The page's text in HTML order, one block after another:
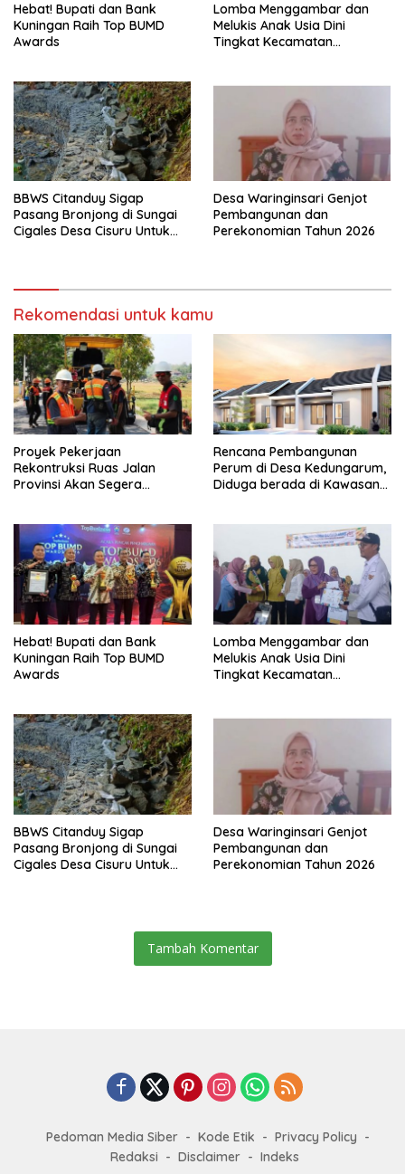
Hebat! Bupati dan Bank
Kuningan Raih Top BUMD
Awards
Lomba Menggambar dan
Melukis Anak Usia Dini
Tingkat Kecamatan
BBWS Citanduy Sigap
Pasang Bronjong di Sungai
Cigales Desa Cisuru Untuk
Desa Waringinsari Genjot
Pembangunan dan
Perekonomian Tahun 2026
Rekomendasi untuk kamu
Proyek Pekerjaan
Rekontruksi Ruas Jalan
Provinsi Akan Segera
Rencana Pembangunan
Perum di Desa Kedungarum,
Diduga berada di Kawasan
Hebat! Bupati dan Bank
Kuningan Raih Top BUMD
Awards
Lomba Menggambar dan
Melukis Anak Usia Dini
Tingkat Kecamatan
BBWS Citanduy Sigap
Pasang Bronjong di Sungai
Cigales Desa Cisuru Untuk
Desa Waringinsari Genjot
Pembangunan dan
Perekonomian Tahun 2026
Tambah Komentar
Pedoman Media Siber Kode Etik
Privacy Policy
Redaksi
Disclaimer
Indeks